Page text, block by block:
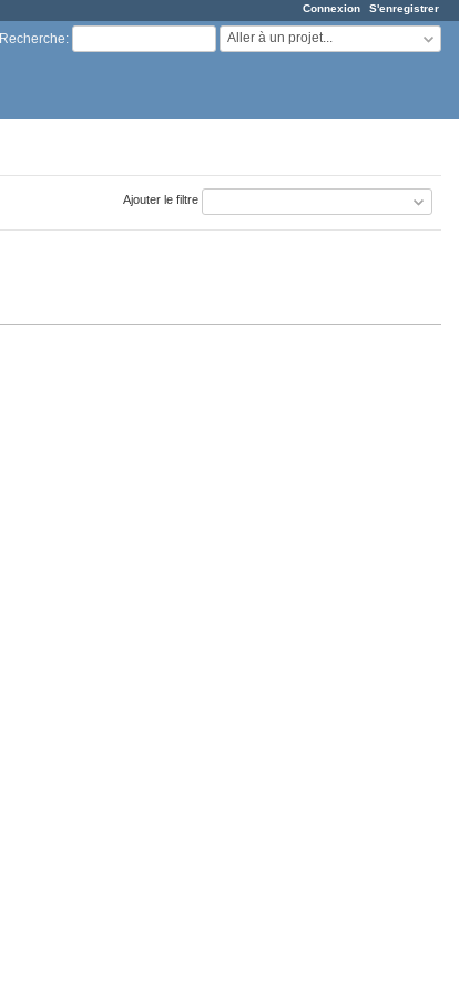
Connexion S'enregistrer
Recherche: Aller à un projet...
Ajouter le filtre